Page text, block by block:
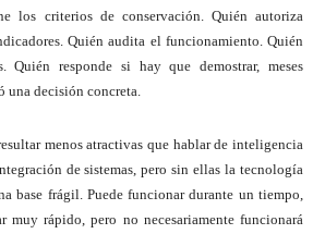
los criterios de conservación. Quién autoriza
Quién audita el funcionamiento. Quién
Quién responde si hay que demostrar, meses
una decisión concreta.
menos atractivas que hablar de inteligencia
de sistemas, pero sin ellas la tecnología
base frágil. Puede funcionar durante un tiempo,
muy rápido, pero no necesariamente funcionará